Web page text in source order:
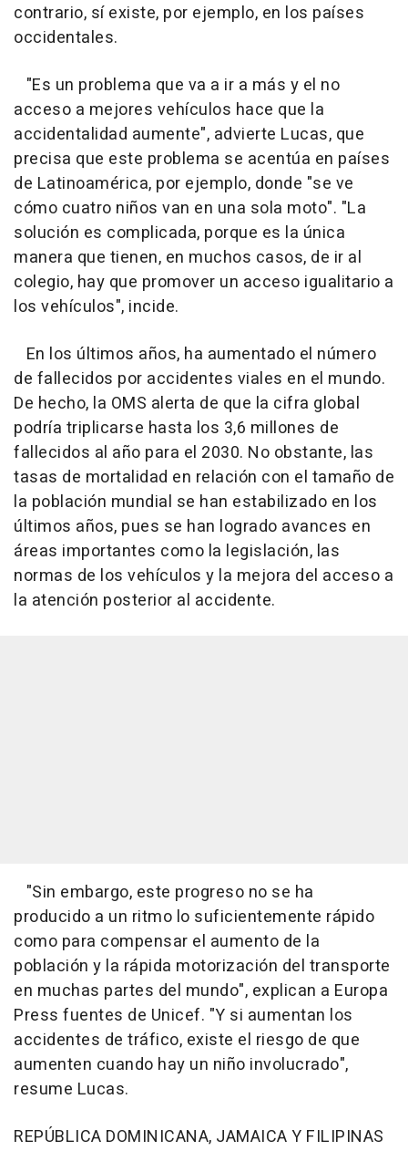
contrario, sí existe, por ejemplo, en los países
occidentales.
"Es un problema que va a ir a más y el no
acceso a mejores vehículos hace que la
accidentalidad aumente", advierte Lucas, que
precisa que este problema se acentúa en países
de Latinoamérica, por ejemplo, donde "se ve
cómo cuatro niños van en una sola moto". "La
solución es complicada, porque es la única
manera que tienen, en muchos casos, de ir al
colegio, hay que promover un acceso igualitario a
los vehículos", incide.
En los últimos años, ha aumentado el número
de fallecidos por accidentes viales en el mundo.
De hecho, la OMS alerta de que la cifra global
podría triplicarse hasta los 3,6 millones de
fallecidos al año para el 2030. No obstante, las
tasas de mortalidad en relación con el tamaño de
la población mundial se han estabilizado en los
últimos años, pues se han logrado avances en
áreas importantes como la legislación, las
normas de los vehículos y la mejora del acceso a
la atención posterior al accidente.
"Sin embargo, este progreso no se ha
producido a un ritmo lo suficientemente rápido
como para compensar el aumento de la
población y la rápida motorización del transporte
en muchas partes del mundo", explican a Europa
Press fuentes de Unicef. "Y si aumentan los
accidentes de tráfico, existe el riesgo de que
aumenten cuando hay un niño involucrado",
resume Lucas.
REPÚBLICA DOMINICANA, JAMAICA Y FILIPINAS